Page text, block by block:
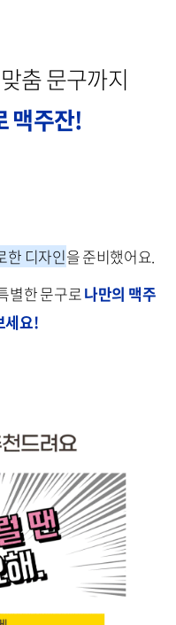
춤 문구까지
맥주잔!
한 디자인을 준비했어요.
별한 문구로나만의 맥주
세요!